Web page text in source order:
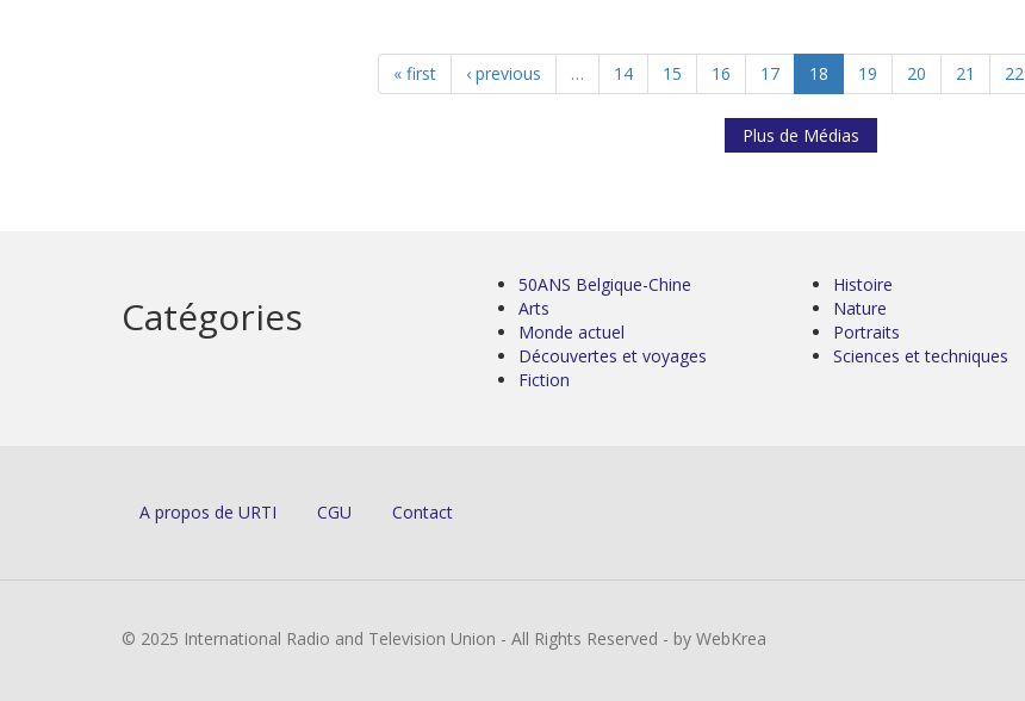
« first ‹ previous … 14 15 16 17 18 19 20 21 22
Plus de Médias
Catégories
50ANS Belgique-Chine
Arts
Monde actuel
Découvertes et voyages
Fiction
Histoire
Nature
Portraits
Sciences et techniques
A propos de URTI CGU Contact
© 2025 International Radio and Television Union - All Rights Reserved - by WebKrea